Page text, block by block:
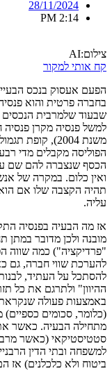
28/11/2024
2:14 PM
צילום:AI
קח אותי למקור
הפעם אעסוק בנכס
בחברה פרטית והוא
שבעוד שלמרבית הנכסים
למשל פנסיה מקרן
משנת 2004),
הפוליסה מקבלים מדי
הכסף שנצברה להם שם
ואין כלום. במקרה של
תהיה הקצבה שלו אם
עליה.
אז מה הבעיה בפנסיה
מובנה ולכן מדובר
"פרדיקציה") כמה שווה
להערכת שווי חברה, גם
להסתכל על העתיד,
ההיוון" ולתרגם את כל
באמצעות פעולה שנקראת
(כלומר, סכומים כספיים)
מתחילה הבעיה. כאשר
סטטיסטיקאי (כאשר
למשפחה ובתי הדין
ביטוח ולא כלכלנים) אז